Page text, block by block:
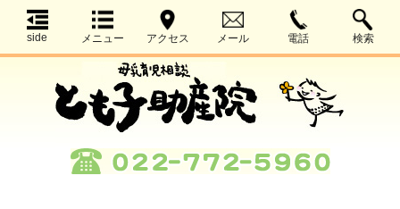
side メニュー アクセス メール 電話 検索